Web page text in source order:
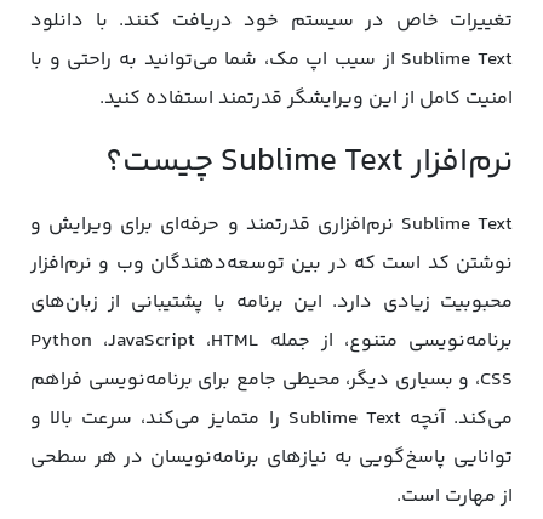
تغییرات خاص در سیستم خود دریافت کنند. با دانلود
Sublime Text از سیب اپ مک، شما می‌توانید به راحتی و با
امنیت کامل از این ویرایشگر قدرتمند استفاده کنید.
نرم‌افزار Sublime Text چیست؟
Sublime Text نرم‌افزاری قدرتمند و حرفه‌ای برای ویرایش و
نوشتن کد است که در بین توسعه‌دهندگان وب و نرم‌افزار
محبوبیت زیادی دارد. این برنامه با پشتیبانی از زبان‌های
برنامه‌نویسی متنوع، از جمله Python ،JavaScript ،HTML
،CSS و بسیاری دیگر، محیطی جامع برای برنامه‌نویسی فراهم
می‌کند. آنچه Sublime Text را متمایز می‌کند، سرعت بالا و
توانایی پاسخ‌گویی به نیازهای برنامه‌نویسان در هر سطحی
از مهارت است.